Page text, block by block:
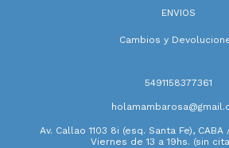
ENVIOS
Cambios y
5491158377361
Av. Callao 1103 8i (esq. Santa Fe),
Viernes de 13 a 19hs. (sin